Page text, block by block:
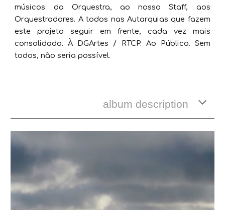
músicos da Orquestra, ao nosso Staff, aos
Orquestradores. A todos nas Autarquias que fazem
este projeto seguir em frente, cada vez mais
consolidado. À DGArtes / RTCP. Ao Público. Sem
todos, não seria possível.
album description